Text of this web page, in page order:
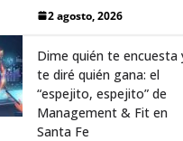
2 agosto, 2026
Dime quién te encuesta
te diré quién gana: el
“espejito, espejito” de
Management & Fit en
Santa Fe